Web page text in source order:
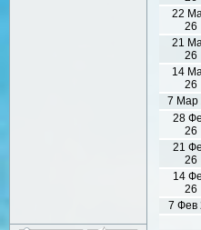
22
26
21
26
14
26
7 Мар
28
26
21
26
14
26
7 Фев